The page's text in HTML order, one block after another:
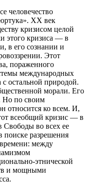
человечество
ХХ век
кризисом целой
этого кризиса — в
в его сознании и
Этот
пораженного
международных
остальной природой.
морали. Его
Но по своим
относится ко всем. И,
всеобщий кризис — в
во всех ее
поиске разрешения
между
этнической
и мощными